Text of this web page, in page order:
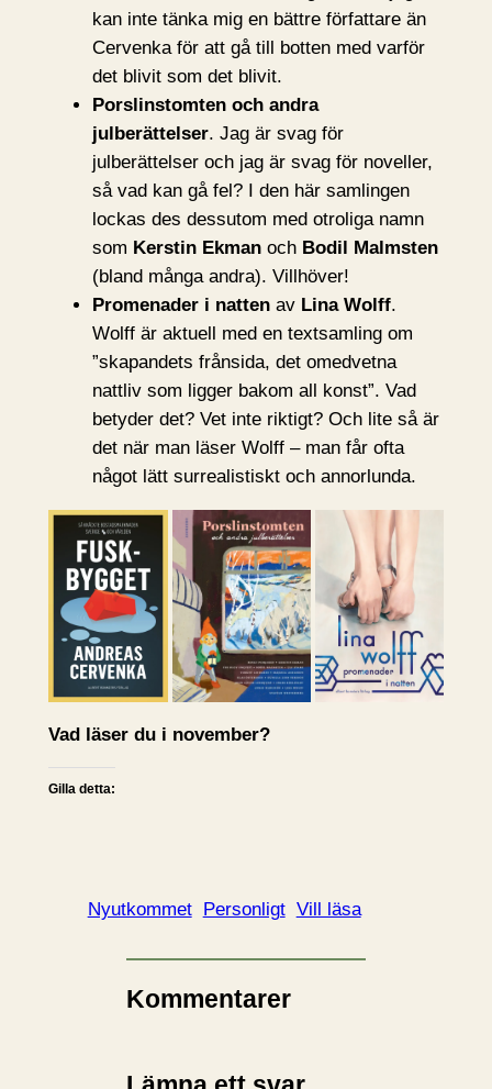
kan inte tänka mig en bättre författare än
Cervenka för att gå till botten med varför
det blivit som det blivit.
Porslinstomten och andra
julberättelser. Jag är svag för
julberättelser och jag är svag för noveller,
så vad kan gå fel? I den här samlingen
lockas des dessutom med otroliga namn
som Kerstin Ekmanoch Bodil Malmsten
(bland många andra). Villhöver!
Promenader i nattenav Lina Wolff.
Wolff är aktuell med en textsamling om
”skapandets frånsida, det omedvetna
nattliv som ligger bakom all konst”. Vad
betyder det? Vet inte riktigt? Och lite så är
det när man läser Wolff – man får ofta
något lätt surrealistiskt och annorlunda.
Vad läser du i november?
Gilla detta:
Nyutkommet Personligt Vill läsa
Kommentarer